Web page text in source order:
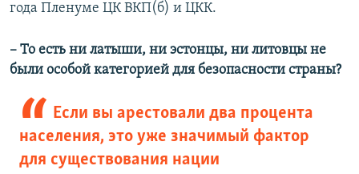
года Пленуме ЦК ВКП(б) и ЦКК.
– То есть ни латыши, ни эстонцы, ни литовцы не
были особой категорией для безопасности страны?
Если вы арестовали два процента
населения, это уже значимый фактор
для существования нации